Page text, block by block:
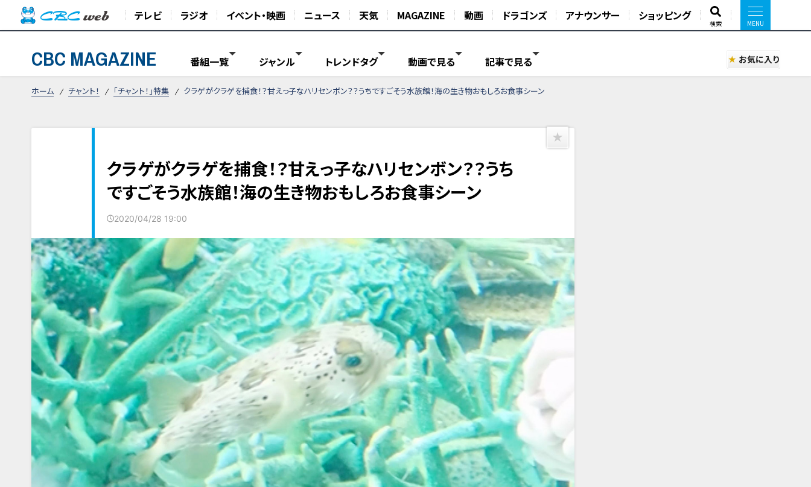
テレビ ラジオ イベント・映画 ニュース 天気 MAGAZINE 動画 ドラゴンズ アナウンサー ショッピング
検索
CBC MAGAZINE 番組一覧 ジャンル トレンドタグ 動画で見る 記事で見る お気に入り
ホーム チャント！ 「チャント！」特集 クラゲがクラゲを捕食！？甘えっ子なハリセンボン？？うちですごそう水族館！海の生き物おもしろお食事シーン
クラゲがクラゲを捕食！？甘えっ子なハリセンボン？？うち
ですごそう水族館！海の生き物おもしろお食事シーン
2020/04/28 19:00